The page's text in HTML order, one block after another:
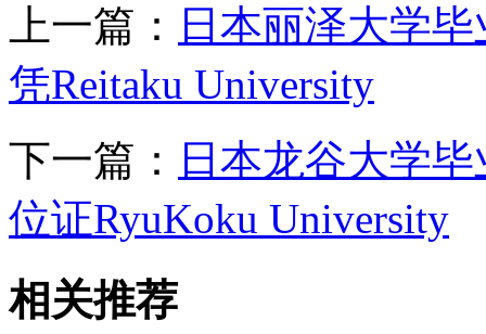
上一篇：
日本丽泽大学
凭Reitaku University
下一篇：
日本龙谷大学
位证RyuKoku University
相关推荐